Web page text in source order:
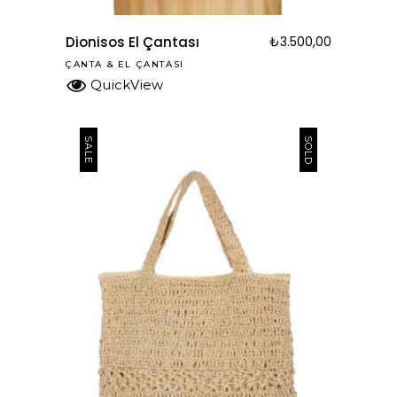
Dionisos El Çantası ₺3.500,00
ÇANTA & EL ÇANTASI
QuickView
SALE SOLD